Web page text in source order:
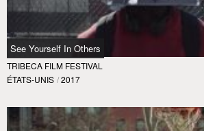
See Yourself In Others
TRIBECA FILM FESTIVAL
ÉTATS-UNIS / 2017